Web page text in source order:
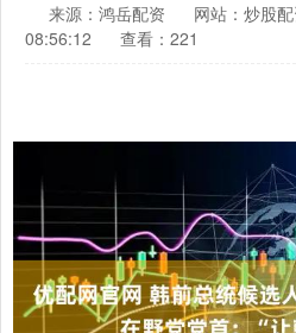
来源：鸿岳配资 网站：炒股
08:56:12
查看：221